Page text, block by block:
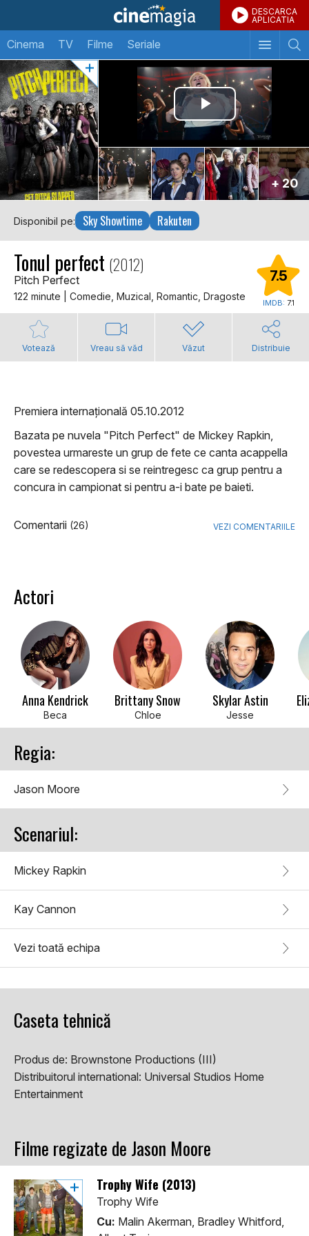
DESCARCA
APLICATIA
Cinema TV Filme Seriale
+ 20
Disponibil pe: Sky Showtime Rakuten
Tonul perfect (2012)
Pitch Perfect
122 minute | Comedie, Muzical, Romantic, Dragoste
7.5
IMDB: 7.1
Votează Vreau să văd Văzut Distribuie
Premiera internațională 05.10.2012
Bazata pe nuvela "Pitch Perfect" de Mickey Rapkin,
povestea urmareste un grup de fete ce canta acappella
care se redescopera si se reintregesc ca grup pentru a
concura in campionat si pentru a-i bate pe baieti.
Comentarii (26) VEZI COMENTARIILE
Actori
Anna Kendrick
Beca
Brittany Snow
Chloe
Skylar Astin
Jesse
Regia:
Jason Moore
Scenariul:
Mickey Rapkin
Kay Cannon
Vezi toată echipa
Caseta tehnică
Produs de: Brownstone Productions (III)
Distribuitorul international: Universal Studios Home
Entertainment
Filme regizate de Jason Moore
Trophy Wife (2013)
Trophy Wife
Cu: Malin Akerman, Bradley Whitford,